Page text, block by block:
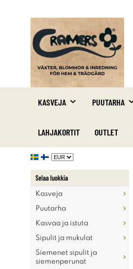
KASVEJA PUUTARHA
LAHJAKORTIT OUTLET
Selaa luokkia
Kasveja
Puutarha
Kasvaa ja istuta
Sipulit ja mukulat
Siemenet sipulit ja
siemenperunat